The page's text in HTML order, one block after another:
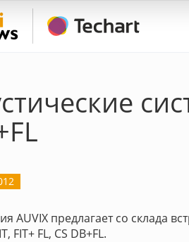
AUVIX предлагает со склада
FIT+ FL, CS DB+FL.